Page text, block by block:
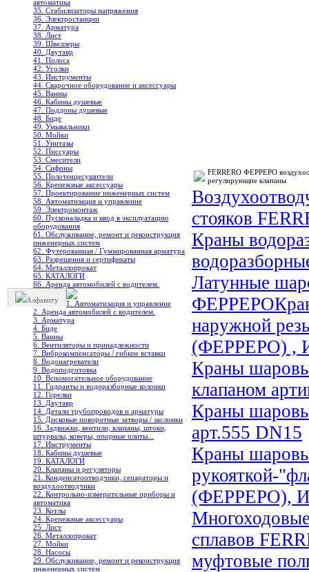
автоматика
35. Стабилизаторы напряжения
36. Электростанции
37. Арматура
38. Лист
39. Швеллеры
40. Двутавр
41. Полоса
42. Уголки
43. Инструменты
44. Сварочное оборудование и аксессуары
45. Ванны
46. Кабины душевые
47. Поддоны душевые
48. Биде
49. Умывальники
50. Мойки
51. Унитазы
52. Писсуары
53. Смесители
54. Сифоны
55. Полотенцесушители
56. Крепежные аксессуары
57. Проектирование инженерных систем
58. Автоматизация и управление
59. Электромонтаж
60. Пусконаладка и ввод в эксплуатацию
оборудования
61. Обслуживание, ремонт и реконструкция
инженерных систем
62. Футерованная / Гуммированная арматура
63. Разрешения и сертификаты
64. Металлопрокат
65. КАТАЛОГИ
66. Аренда автомобилей с водителем.
Алфавиту
1. Автоматизация и управление
2. Аренда автомобилей с водителем.
3. Арматура
4. Биде
5. Ванны
6. Вентиляторы и принадлежности
7. Виброкомпенсаторы / гибкие вставки
8. Водонагреватели
9. Водоподготовка
10. Вспомогательное оборудование
11. Гидранты и водоразборные колонки
12. Горелки
13. Двутавр
14. Детали трубопроводов и арматуры
15. Дисковые поворотные затворы / заслонки
16. Задвижки, вентили, клапаны, штоки,
штурвалы, коверы, опорные плиты...
17. Инструменты
18. Кабины душевые
19. КАТАЛОГИ
20. Клапаны и регуляторы
21. Конденсатоотводчики, сепараторы и
воздухоотводчики
22. Контрольно-измерительные приборы и
автоматика
23. Котлы
24. Крепежные аксессуары
25. Лист
26. Металлопрокат
27. Мойки
28. Насосы
29. Обслуживание, ремонт и реконструкция
инженерных систем
FERRERO ФЕРРЕРО
регулирующие клапаны
стояков
Краны
Латунные
ФЕРРЕРО
наружной
(ФЕРРЕРО) ,
Краны
клапаном
Краны
арт.555 DN15
Краны
рукояткой-
(ФЕРРЕРО),
сплавов
муфтовые